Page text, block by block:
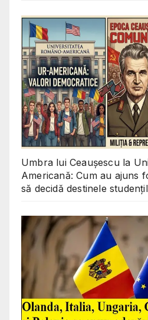
Umbra lui Ceaușescu la
Americană: Cum au ajuns
să decidă destinele